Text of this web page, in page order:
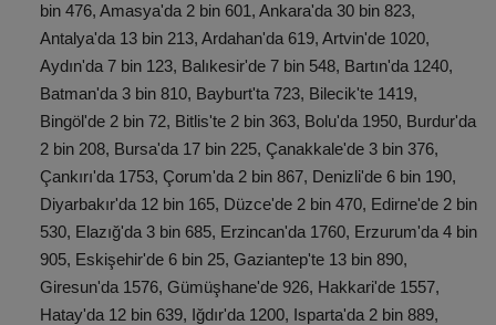
bin 476, Amasya'da 2 bin 601, Ankara'da 30 bin 823,
Antalya'da 13 bin 213, Ardahan'da 619, Artvin'de 1020,
Aydın'da 7 bin 123, Balıkesir'de 7 bin 548, Bartın'da 1240,
Batman'da 3 bin 810, Bayburt'ta 723, Bilecik'te 1419,
Bingöl'de 2 bin 72, Bitlis'te 2 bin 363, Bolu'da 1950, Burdur'da
2 bin 208, Bursa'da 17 bin 225, Çanakkale'de 3 bin 376,
Çankırı'da 1753, Çorum'da 2 bin 867, Denizli'de 6 bin 190,
Diyarbakır'da 12 bin 165, Düzce'de 2 bin 470, Edirne'de 2 bin
530, Elazığ'da 3 bin 685, Erzincan'da 1760, Erzurum'da 4 bin
905, Eskişehir'de 6 bin 25, Gaziantep'te 13 bin 890,
Giresun'da 1576, Gümüşhane'de 926, Hakkari'de 1557,
Hatay'da 12 bin 639, Iğdır'da 1200, Isparta'da 2 bin 889,